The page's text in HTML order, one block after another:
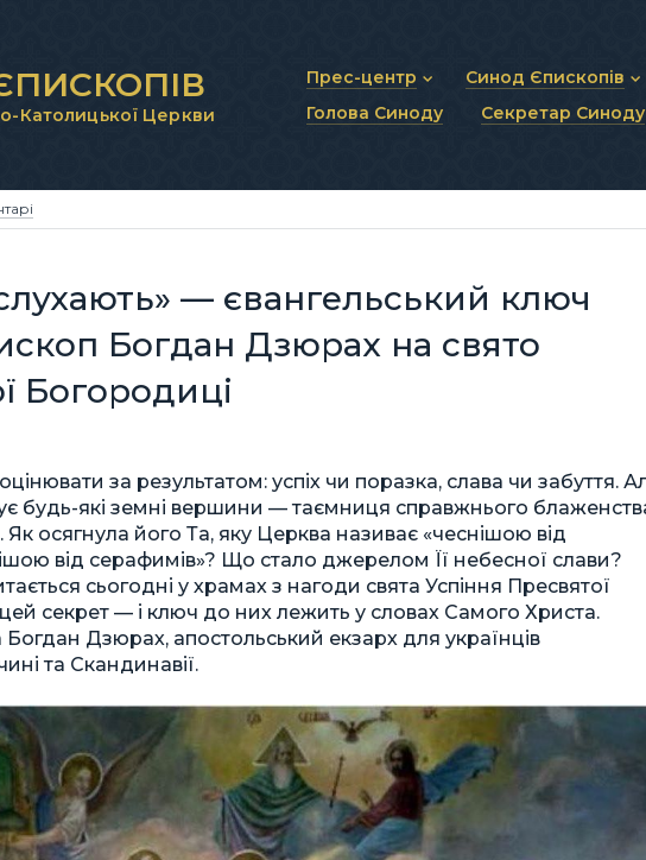
Католицької Церкви
Прес-центр
Новини та анонси
Синод Єпископів
Статут Синоду
Синодальні органи
Голова Синоду Секретар Синоду
— євангельський ключ
Богдан Дзюрах на свято
Богородиці
за результатом: успіх чи поразка, слава чи забуття.
будь-які земні вершини — таємниця справжнього
Як осягнула його Та, яку Церква називає «чеснішою від
від серафимів»? Що стало джерелом Її небесної слави?
сьогодні у храмах з нагоди свята Успіння Пресвятої
секрет — і ключ до них лежить у словах Самого Христа.
Дзюрах, апостольський екзарх для українців
та Скандинавії.